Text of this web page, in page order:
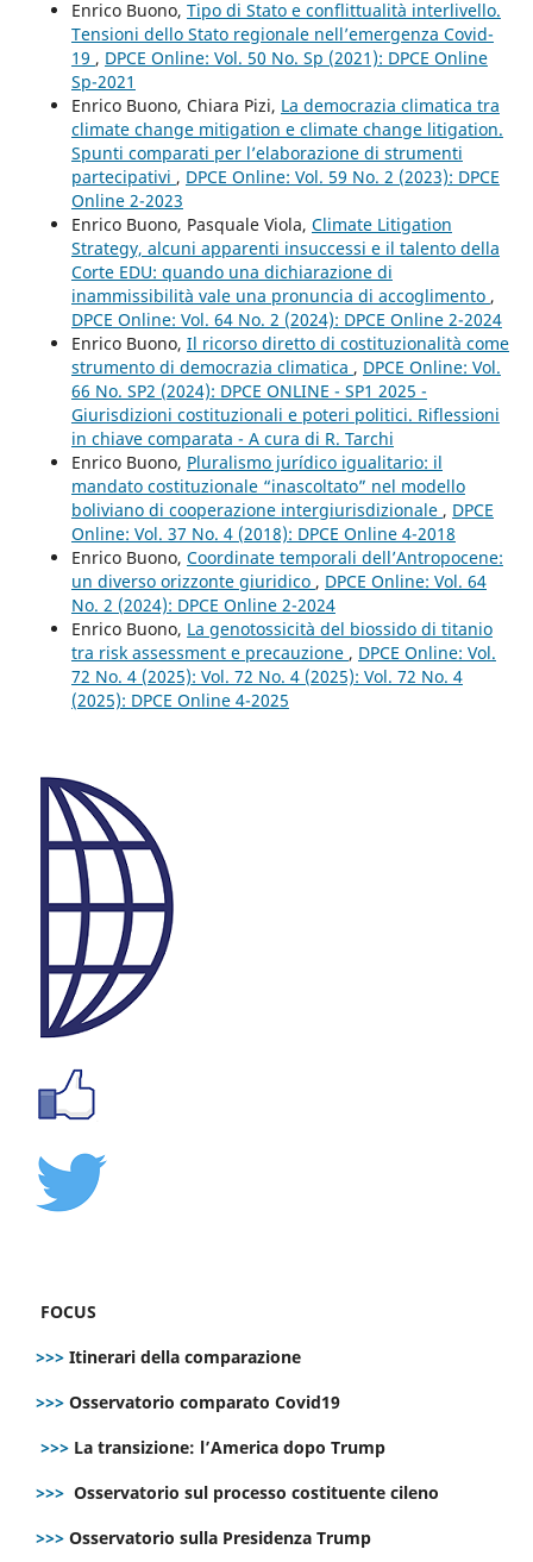
Enrico Buono, Tipo di Stato e conflittualità interlivello.
Tensioni dello Stato regionale nell’emergenza Covid-
19 , DPCE Online: Vol. 50 No. Sp (2021): DPCE Online
Sp-2021
Enrico Buono, Chiara Pizi, La democrazia climatica tra
climate change mitigation e climate change litigation.
Spunti comparati per l’elaborazione di strumenti
partecipativi , DPCE Online: Vol. 59 No. 2 (2023): DPCE
Online 2-2023
Enrico Buono, Pasquale Viola, Climate Litigation
Strategy, alcuni apparenti insuccessi e il talento della
Corte EDU: quando una dichiarazione di
inammissibilità vale una pronuncia di accoglimento ,
DPCE Online: Vol. 64 No. 2 (2024): DPCE Online 2-2024
Enrico Buono, Il ricorso diretto di costituzionalità come
strumento di democrazia climatica , DPCE Online: Vol.
66 No. SP2 (2024): DPCE ONLINE - SP1 2025 -
Giurisdizioni costituzionali e poteri politici. Riflessioni
in chiave comparata - A cura di R. Tarchi
Enrico Buono, Pluralismo jurídico igualitario: il
mandato costituzionale “inascoltato” nel modello
boliviano di cooperazione intergiurisdizionale , DPCE
Online: Vol. 37 No. 4 (2018): DPCE Online 4-2018
Enrico Buono, Coordinate temporali dell’Antropocene:
un diverso orizzonte giuridico , DPCE Online: Vol. 64
No. 2 (2024): DPCE Online 2-2024
Enrico Buono, La genotossicità del biossido di titanio
tra risk assessment e precauzione , DPCE Online: Vol.
72 No. 4 (2025): Vol. 72 No. 4 (2025): Vol. 72 No. 4
(2025): DPCE Online 4-2025
FOCUS
>>> Itinerari della comparazione
>>> Osservatorio comparato Covid19
>>> La transizione: l’America dopo Trump
>>> Osservatorio sul processo costituente cileno
>>> Osservatorio sulla Presidenza Trump